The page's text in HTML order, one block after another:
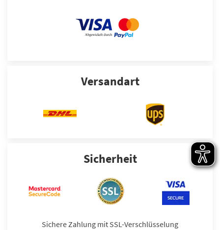
Versandart
Sicherheit
Sichere Zahlung mit SSL-Verschlüsselung